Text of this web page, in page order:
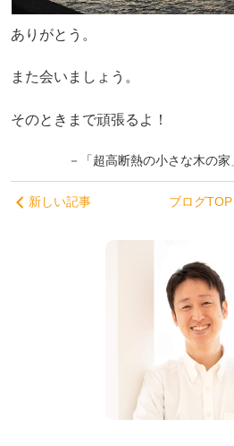
ありがとう。
また会いましょう。
そのときまで頑張るよ！
－「超高断熱の小さな木の
新しい記事 ブログTOP